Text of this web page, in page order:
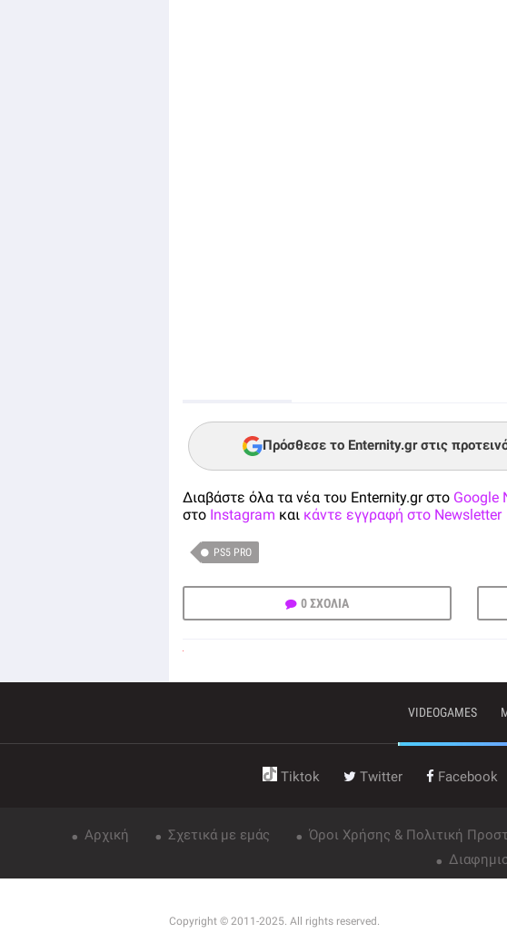
Πρόσθεσε το Enternity.gr στις
Διαβάστε όλα τα νέα του Enternity.gr στο Google
στο Instagram και κάντε εγγραφή στο Newsletter
PS5 PRO
0 ΣΧΟΛΙΑ
VIDEOGAMES
Tiktok Twitter Facebook
Αρχική Σχετικά με εμάς Όροι Χρήσης & Πολιτική
Copyright © 2011-2025. All rights reserved.